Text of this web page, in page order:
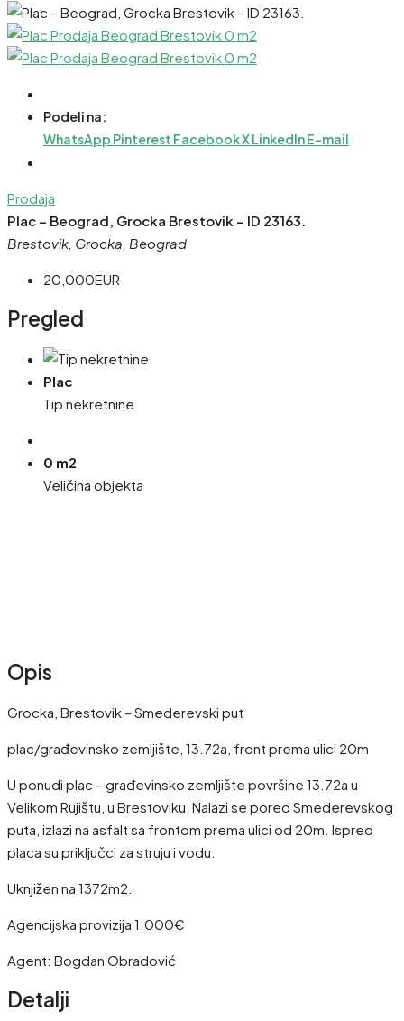
Podeli na:
WhatsApp Pinterest FacebookXLinkedInE-mail
Prodaja
Plac – Beograd, Grocka Brestovik – ID 23163.
Brestovik, Grocka, Beograd
20,000EUR
Pregled
Plac
Tip nekretnine
0 m2
Veličina objekta
Opis
Grocka, Brestovik – Smederevski put
plac/građevinsko zemljište, 13.72a, front prema ulici 20m
U ponudi plac – građevinsko zemljište površine 13.72a u
Velikom Rujištu, u Brestoviku, Nalazi se pored Smederevskog
puta, izlazi na asfalt sa frontom prema ulici od 20m. Ispred
placa su priključci za struju i vodu.
Uknjižen na 1372m2.
Agencijska provizija 1.000€
Agent: Bogdan Obradović
Detalji